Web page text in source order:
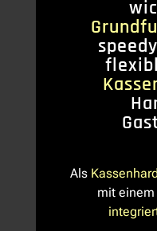
Als
mit einem